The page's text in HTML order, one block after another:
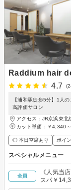
Raddium hair
4.7
【浦和駅徒歩5分】1人
高評価サロン
アクセス：JR京浜東
カット単価： ￥4,340～
◎ 本日空席あり ポイ
スペシャルメニュー
全員
《人気当
スパ￥